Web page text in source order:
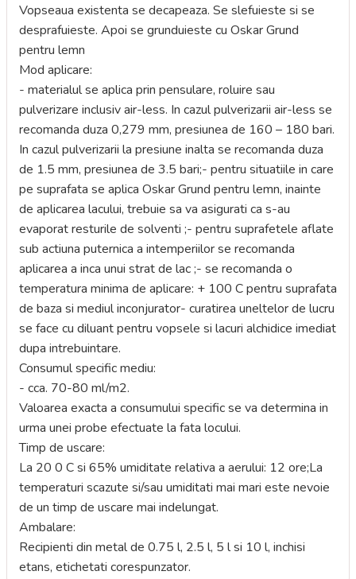
Vopseaua existenta se decapeaza. Se slefuieste si se
desprafuieste. Apoi se grunduieste cu Oskar Grund
pentru lemn
Mod aplicare:
- materialul se aplica prin pensulare, roluire sau
pulverizare inclusiv air-less. In cazul pulverizarii air-less se
recomanda duza 0,279 mm, presiunea de 160 – 180 bari.
In cazul pulverizarii la presiune inalta se recomanda duza
de 1.5 mm, presiunea de 3.5 bari;- pentru situatiile in care
pe suprafata se aplica Oskar Grund pentru lemn, inainte
de aplicarea lacului, trebuie sa va asigurati ca s-au
evaporat resturile de solventi ;- pentru suprafetele aflate
sub actiuna puternica a intemperiilor se recomanda
aplicarea a inca unui strat de lac ;- se recomanda o
temperatura minima de aplicare: + 100 C pentru suprafata
de baza si mediul inconjurator- curatirea uneltelor de lucru
se face cu diluant pentru vopsele si lacuri alchidice imediat
dupa intrebuintare.
Consumul specific mediu:
- cca. 70-80 ml/m2.
Valoarea exacta a consumului specific se va determina in
urma unei probe efectuate la fata locului.
Timp de uscare:
La 20 0 C si 65% umiditate relativa a aerului: 12 ore;La
temperaturi scazute si/sau umiditati mai mari este nevoie
de un timp de uscare mai indelungat.
Ambalare:
Recipienti din metal de 0.75 l, 2.5 l, 5 l si 10 l, inchisi
etans, etichetati corespunzator.